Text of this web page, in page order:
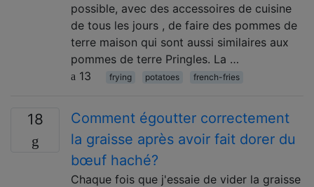
possible, avec des accessoires de cuisine
de tous les jours , de faire des pommes de
terre maison qui sont aussi similaires aux
pommes de terre Pringles. La …
13
frying potatoes french-fries
18
Comment égoutter correctement
la graisse après avoir fait dorer du
bœuf haché?
Chaque fois que j'essaie de vider la graisse